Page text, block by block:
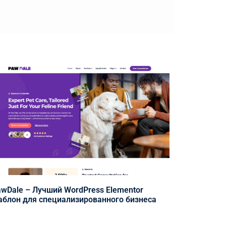
– Лучший WordPress Elementor
для специализированного бизнеса